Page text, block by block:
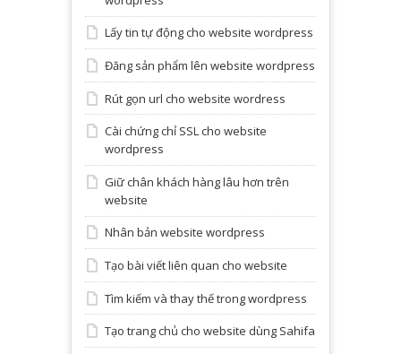
Lấy tin tự động cho website wordpress
Đăng sản phẩm lên website wordpress
Rút gọn url cho website wordress
Cài chứng chỉ SSL cho website
wordpress
Giữ chân khách hàng lâu hơn trên
website
Nhân bản website wordpress
Tạo bài viết liên quan cho website
Tìm kiếm và thay thế trong wordpress
Tạo trang chủ cho website dùng Sahifa